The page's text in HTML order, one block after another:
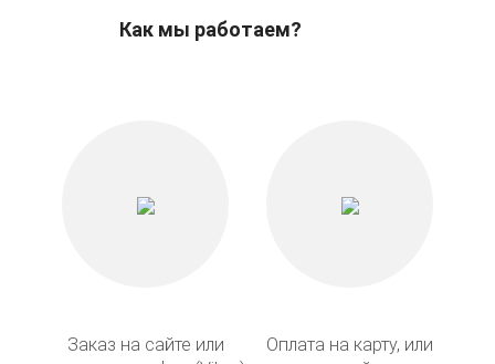
Как мы работаем?
Заказ на сайте или
Оплата на карту, или